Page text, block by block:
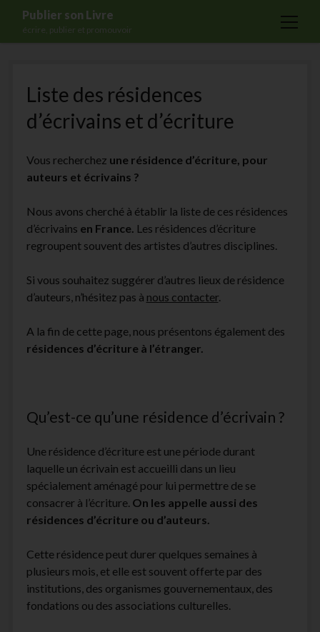
Publier son Livre
écrire, publier et promouvoir
open
Formations
Services
Auto-édition
Ecriture
Actualités
A propos
Contact
facebookinstagram
youtubeemail-
form
Liste des résidences
d’écrivains et d’écriture
Vous recherchez une résidence d’écriture, pour
auteurs et écrivains ?
Nous avons cherché à établir la liste de ces résidences
d’écrivains en France. Les résidences d’écriture
regroupent souvent des artistes d’autres disciplines.
Si vous souhaitez suggérer d’autres lieux de résidence
d’auteurs, n’hésitez pas à nous contacter.
A la fin de cette page, nous présentons également des
résidences d’écriture à l’étranger.
Qu’est-ce qu’une résidence d’écrivain ?
Une résidence d’écriture est une période durant
laquelle un écrivain est accueilli dans un lieu
spécialement aménagé pour lui permettre de se
consacrer à l’écriture. On les appelle aussi des
résidences d’écriture ou d’auteurs.
Cette résidence peut durer quelques semaines à
plusieurs mois, et elle est souvent offerte par des
institutions, des organismes gouvernementaux, des
fondations ou des associations culturelles.